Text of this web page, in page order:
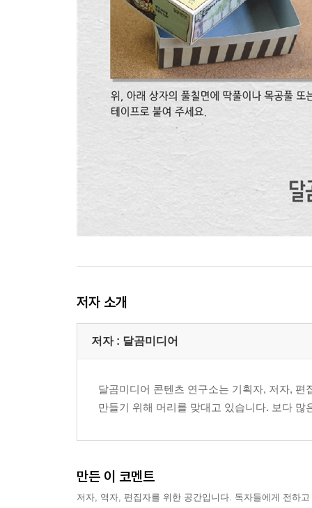
저자 소개
저자 : 달곰미디어
달곰미디어 콘텐츠 연구소는 기획자, 저자,
만들기 위해 머리를 맞대고 있습니다. 보다
만든 이 코멘트
저자, 역자, 편집자를 위한 공간입니다. 독자들에게 전하